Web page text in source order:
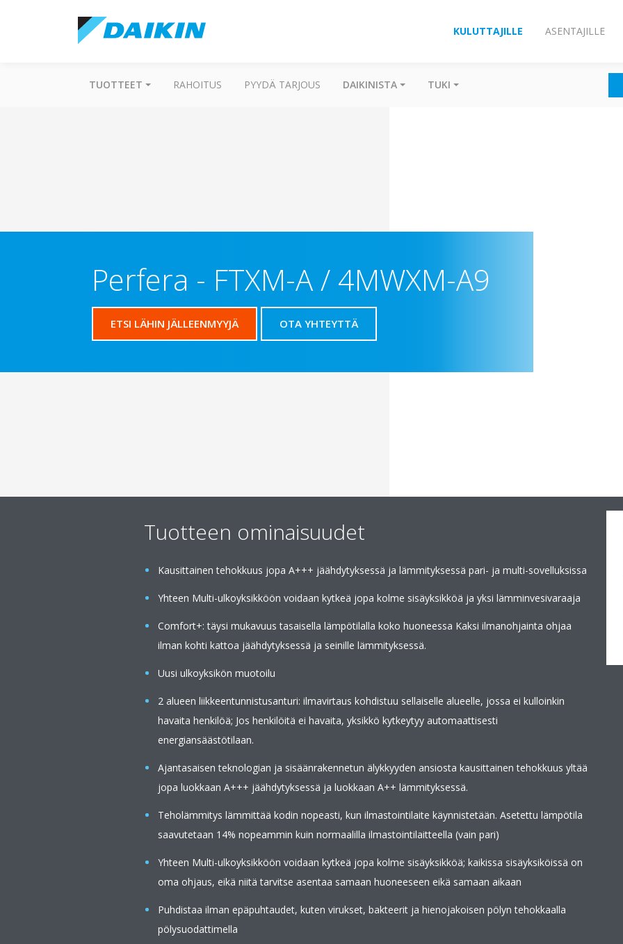
KULUTTAJILLE ASENTAJILLE
TUOTTEET RAHOITUS PYYDÄ TARJOUS DAIKINISTA TUKI
Perfera - FTXM-A / 4MWXM-A9
ETSI LÄHIN JÄLLEENMYYJÄ OTA YHTEYTTÄ
Tuotteen ominaisuudet
Kausittainen tehokkuus jopa A+++ jäähdytyksessä ja lämmityksessä pari- ja multi-sovelluksissa
Yhteen Multi-ulkoyksikköön voidaan kytkeä jopa kolme sisäyksikköä ja yksi lämminvesivaraaja
Comfort+: täysi mukavuus tasaisella lämpötilalla koko huoneessa Kaksi ilmanohjainta ohjaa
ilman kohti kattoa jäähdytyksessä ja seinille lämmityksessä.
Uusi ulkoyksikön muotoilu
2 alueen liikkeentunnistusanturi: ilmavirtaus kohdistuu sellaiselle alueelle, jossa ei kulloinkin
havaita henkilöä; Jos henkilöitä ei havaita, yksikkö kytkeytyy automaattisesti
energiansäästötilaan.
Ajantasaisen teknologian ja sisäänrakennetun älykkyyden ansiosta kausittainen tehokkuus yltää
jopa luokkaan A+++ jäähdytyksessä ja luokkaan A++ lämmityksessä.
Teholämmitys lämmittää kodin nopeasti, kun ilmastointilaite käynnistetään. Asetettu lämpötila
saavutetaan 14% nopeammin kuin normaalilla ilmastointilaitteella (vain pari)
Yhteen Multi-ulkoyksikköön voidaan kytkeä jopa kolme sisäyksikköä; kaikissa sisäyksiköissä on
oma ohjaus, eikä niitä tarvitse asentaa samaan huoneeseen eikä samaan aikaan
Puhdistaa ilman epäpuhtaudet, kuten virukset, bakteerit ja hienojakoisen pölyn tehokkaalla
pölysuodattimella